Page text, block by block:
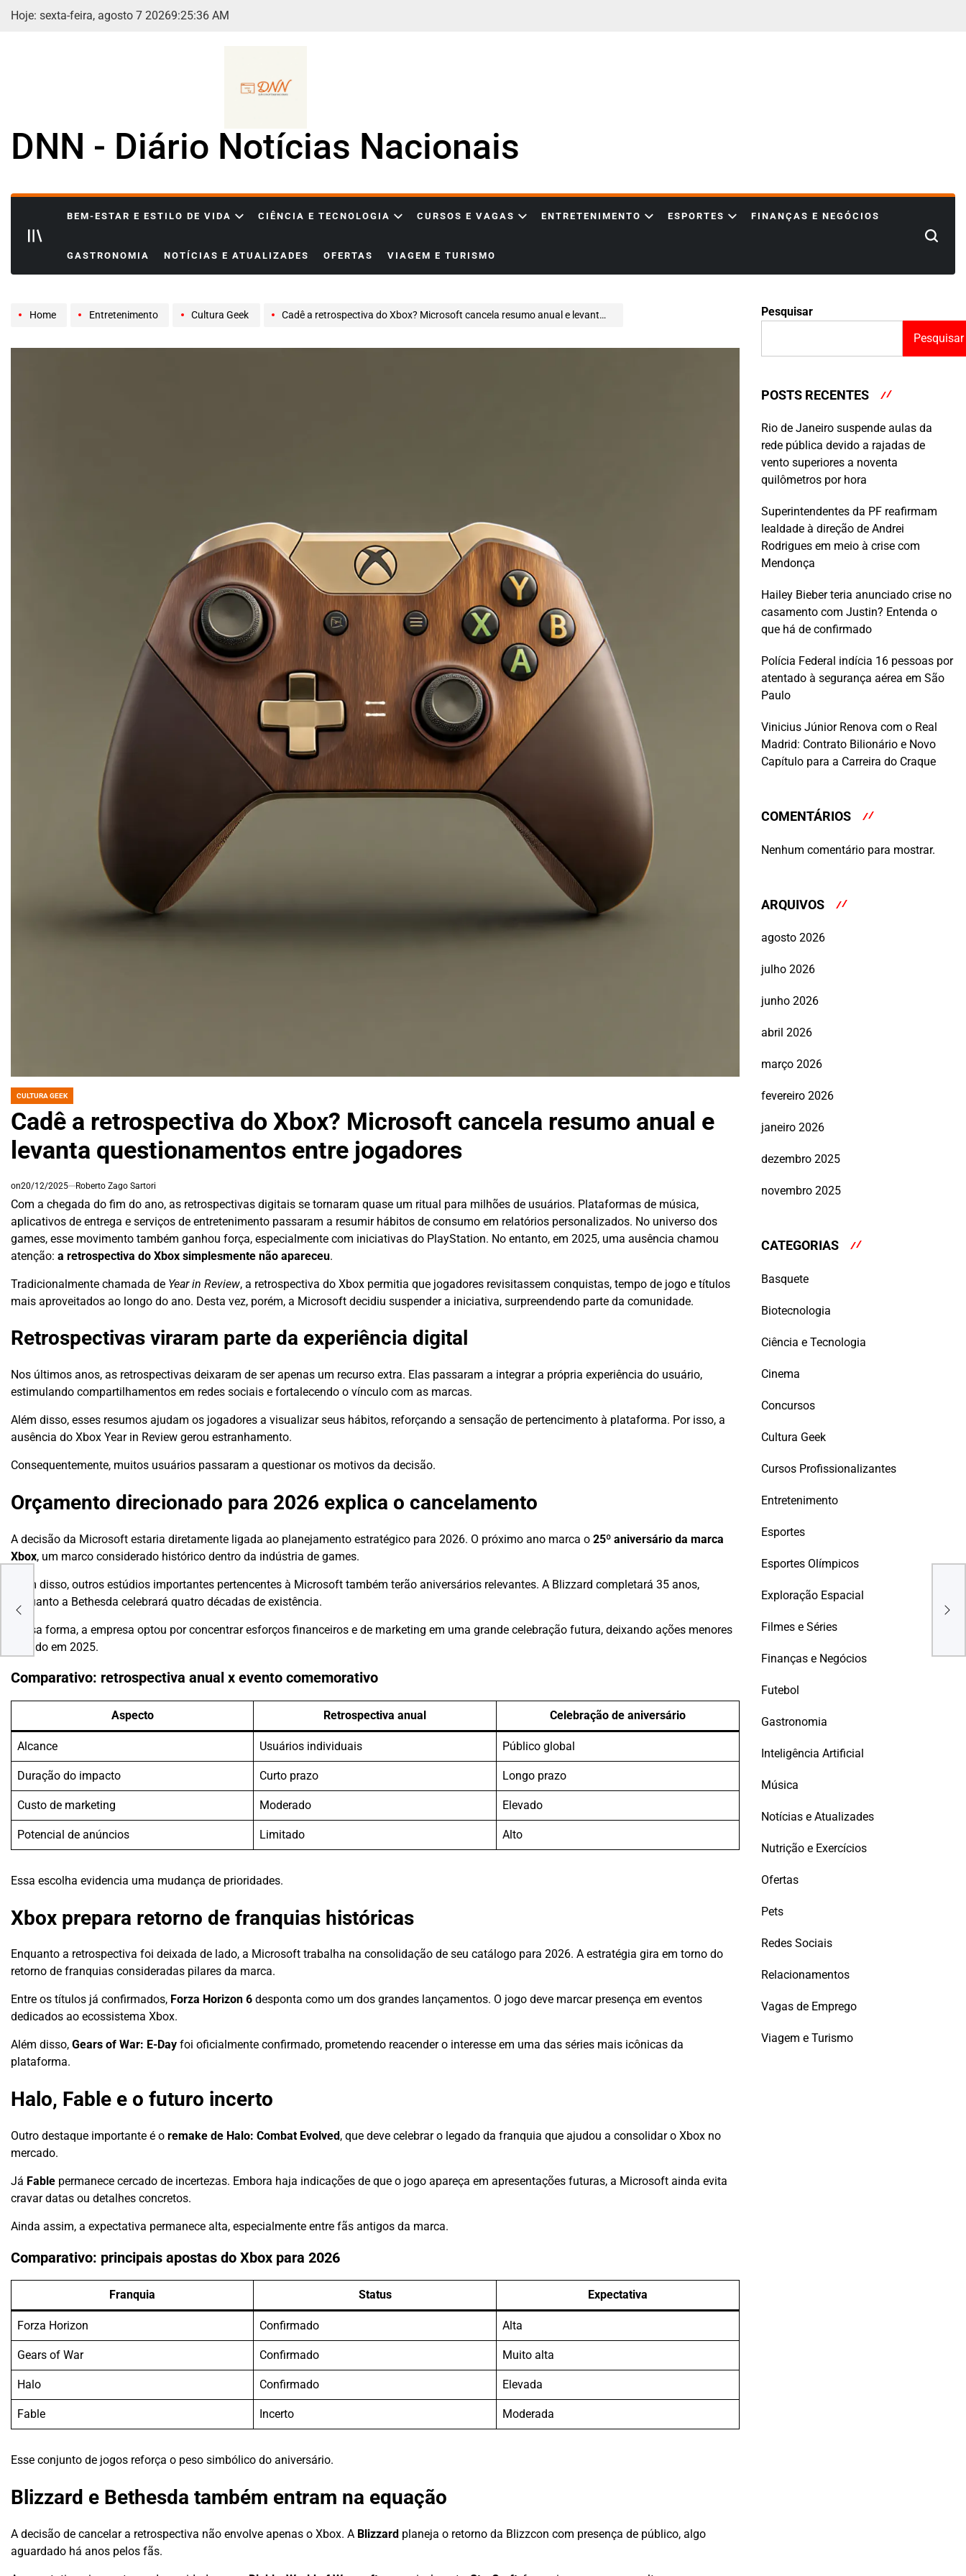
Skip
Hoje: sexta-feira, agosto 7 20269:25:37 AM
DNN - Diário Notícias Nacionais
BEM-ESTAR E ESTILO DE VIDA CIÊNCIA E TECNOLOGIA CURSOS E VAGAS ENTRETENIMENTO ESPORTES FINANÇAS E NEGÓCIOS
GASTRONOMIA NOTÍCIAS E ATUALIZADES OFERTAS VIAGEM E TURISMO
Search
Home Entretenimento Cultura Geek Cadê a retrospectiva do Xbox? Microsoft cancela resumo anual e levanta questionamentos entre jogadores
POSTED
CULTURA GEEK
Cadê a retrospectiva do Xbox? Microsoft cancela resumo anual e
levanta questionamentos entre jogadores
on20/12/2025 Roberto Zago Sartori
Com a chegada do fim do ano, as retrospectivas digitais se tornaram quase um ritual para milhões de usuários. Plataformas de música,
aplicativos de entrega e serviços de entretenimento passaram a resumir hábitos de consumo em relatórios personalizados. No universo dos
games, esse movimento também ganhou força, especialmente com iniciativas do PlayStation. No entanto, em 2025, uma ausência chamou
atenção: a retrospectiva do Xbox simplesmente não apareceu.
Tradicionalmente chamada de Year in Review, a retrospectiva do Xbox permitia que jogadores revisitassem conquistas, tempo de jogo e títulos
mais aproveitados ao longo do ano. Desta vez, porém, a Microsoft decidiu suspender a iniciativa, surpreendendo parte da comunidade.
Retrospectivas viraram parte da experiência digital
Nos últimos anos, as retrospectivas deixaram de ser apenas um recurso extra. Elas passaram a integrar a própria experiência do usuário,
estimulando compartilhamentos em redes sociais e fortalecendo o vínculo com as marcas.
Além disso, esses resumos ajudam os jogadores a visualizar seus hábitos, reforçando a sensação de pertencimento à plataforma. Por isso, a
ausência do Xbox Year in Review gerou estranhamento.
Consequentemente, muitos usuários passaram a questionar os motivos da decisão.
Orçamento direcionado para 2026 explica o cancelamento
A decisão da Microsoft estaria diretamente ligada ao planejamento estratégico para 2026. O próximo ano marca o 25º aniversário da marca
Xbox, um marco considerado histórico dentro da indústria de games.
Além disso, outros estúdios importantes pertencentes à Microsoft também terão aniversários relevantes. A Blizzard completará 35 anos,
enquanto a Bethesda celebrará quatro décadas de existência.
Dessa forma, a empresa optou por concentrar esforços financeiros e de marketing em uma grande celebração futura, deixando ações menores
de lado em 2025.
Comparativo: retrospectiva anual x evento comemorativo
Aspecto Retrospectiva anual Celebração de aniversário
Alcance Usuários individuais Público global
Duração do impacto Curto prazo Longo prazo
Custo de marketing Moderado Elevado
Potencial de anúncios Limitado Alto
Essa escolha evidencia uma mudança de prioridades.
Xbox prepara retorno de franquias históricas
Enquanto a retrospectiva foi deixada de lado, a Microsoft trabalha na consolidação de seu catálogo para 2026. A estratégia gira em torno do
retorno de franquias consideradas pilares da marca.
Entre os títulos já confirmados, Forza Horizon 6 desponta como um dos grandes lançamentos. O jogo deve marcar presença em eventos
dedicados ao ecossistema Xbox.
Além disso, Gears of War: E-Day foi oficialmente confirmado, prometendo reacender o interesse em uma das séries mais icônicas da
plataforma.
Halo, Fable e o futuro incerto
Outro destaque importante é o remake de Halo: Combat Evolved, que deve celebrar o legado da franquia que ajudou a consolidar o Xbox no
mercado.
Já Fable permanece cercado de incertezas. Embora haja indicações de que o jogo apareça em apresentações futuras, a Microsoft ainda evita
cravar datas ou detalhes concretos.
Ainda assim, a expectativa permanece alta, especialmente entre fãs antigos da marca.
Comparativo: principais apostas do Xbox para 2026
Franquia Status Expectativa
Forza Horizon Confirmado Alta
Gears of War Confirmado Muito alta
Halo Confirmado Elevada
Fable Incerto Moderada
Esse conjunto de jogos reforça o peso simbólico do aniversário.
Blizzard e Bethesda também entram na equação
A decisão de cancelar a retrospectiva não envolve apenas o Xbox. A Blizzard planeja o retorno da Blizzcon com presença de público, algo
aguardado há anos pelos fãs.
e
Pesquisar
Pesquisar
POSTS RECENTES
Rio de Janeiro suspende aulas da
rede pública devido a rajadas de
vento superiores a noventa
quilômetros por hora
Superintendentes da PF reafirmam
lealdade à direção de Andrei
Rodrigues em meio à crise com
Mendonça
Hailey Bieber teria anunciado crise no
casamento com Justin? Entenda o
que há de confirmado
Polícia Federal indícia 16 pessoas por
atentado à segurança aérea em São
Paulo
Vinicius Júnior Renova com o Real
Madrid: Contrato Bilionário e Novo
Capítulo para a Carreira do Craque
COMENTÁRIOS
Nenhum comentário para mostrar.
ARQUIVOS
agosto 2026
julho 2026
junho 2026
abril 2026
março 2026
fevereiro 2026
janeiro 2026
dezembro 2025
novembro 2025
CATEGORIAS
Basquete
Biotecnologia
Ciência e Tecnologia
Cinema
Concursos
Cultura Geek
Cursos Profissionalizantes
Entretenimento
Esportes
Esportes Olímpicos
Exploração Espacial
Filmes e Séries
Finanças e Negócios
Futebol
Gastronomia
Inteligência Artificial
Música
Notícias e Atualizades
Nutrição e Exercícios
Ofertas
Pets
Redes Sociais
Relacionamentos
Vagas de Emprego
Viagem e Turismo